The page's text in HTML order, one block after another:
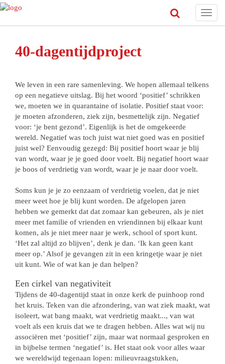
40-dagentijdproject
We leven in een rare samenleving. We hopen allemaal telkens
op een negatieve uitslag. Bij het woord ‘positief’ schrikken
we, moeten we in quarantaine of isolatie. Positief staat voor:
je moeten afzonderen, ziek zijn, besmettelijk zijn. Negatief
voor: ‘je bent gezond’. Eigenlijk is het de omgekeerde
wereld. Negatief was toch juist wat niet goed was en positief
juist wel? Eenvoudig gezegd: Bij positief hoort waar je blij
van wordt, waar je je goed door voelt. Bij negatief hoort waar
je boos of verdrietig van wordt, waar je je naar door voelt.
Soms kun je je zo eenzaam of verdrietig voelen, dat je niet
meer weet hoe je blij kunt worden. De afgelopen jaren
hebben we gemerkt dat dat zomaar kan gebeuren, als je niet
meer met familie of vrienden en vriendinnen bij elkaar kunt
komen, als je niet meer naar je werk, school of sport kunt.
‘Het zal altijd zo blijven’, denk je dan. ‘Ik kan geen kant
meer op.’ Alsof je gevangen zit in een kringetje waar je niet
uit kunt. Wie of wat kan je dan helpen?
Een cirkel van negativiteit
Tijdens de 40-dagentijd staat in onze kerk de puinhoop rond
het kruis. Teken van die afzondering, van wat ziek maakt, wat
isoleert, wat bang maakt, wat verdrietig maakt..., van wat
voelt als een kruis dat we te dragen hebben. Alles wat wij nu
associëren met ‘positief’ zijn, maar wat normaal gesproken en
in bijbelse termen ‘negatief’ is. Het staat ook voor alles waar
we wereldwijd tegenaan lopen: milieuvraagstukken,